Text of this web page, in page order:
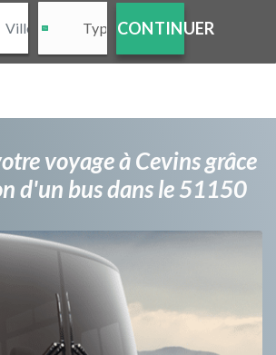
CONTINUER
voyage à Cevins grâce
d'un bus dans le 51150